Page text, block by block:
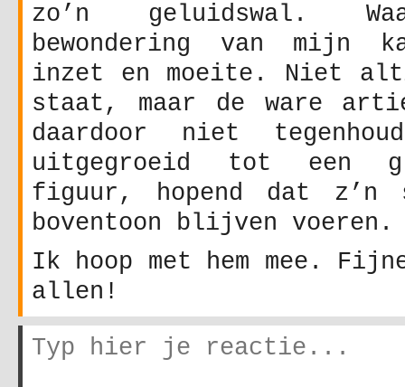
zo’n geluidswal.
bewondering van mijn
inzet en moeite. Niet
staat, maar de ware
daardoor niet
uitgegroeid tot een
figuur, hopend dat z’n
boventoon blijven voeren.
Ik hoop met hem mee.
allen!